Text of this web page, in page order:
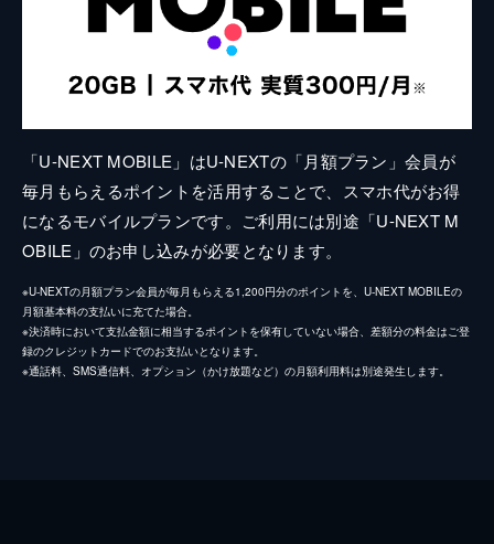
「U-NEXT MOBILE」はU-NEXTの「月額プラン」会員が
毎月もらえるポイントを活用することで、スマホ代がお得
になるモバイルプランです。ご利用には別途「U-NEXT M
OBILE」のお申し込みが必要となります。
※U-NEXTの月額プラン会員が毎月もらえる1,200円分のポイントを、U-NEXT MOBILEの
月額基本料の支払いに充てた場合。
※決済時において支払金額に相当するポイントを保有していない場合、差額分の料金はご登
録のクレジットカードでのお支払いとなります。
※通話料、SMS通信料、オプション（かけ放題など）の月額利用料は別途発生します。